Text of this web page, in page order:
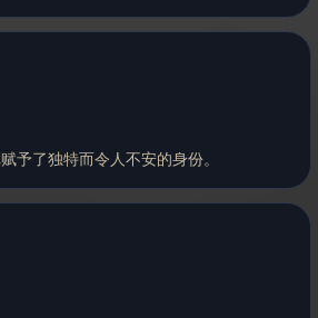
予了独特而令人不安的身份。